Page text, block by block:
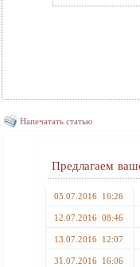
Напечатать статью
Предлагаем
05.07.2016 16:26
12.07.2016 08:46
13.07.2016 12:07
31.07.2016 16:06